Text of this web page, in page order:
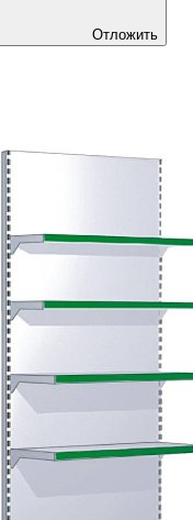
Отложить